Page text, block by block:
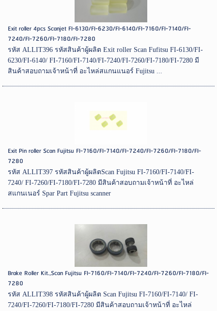
Exit roller 4pcs Scanjet FI-6130/FI-6230/FI-6140/FI-7160/FI-7140/FI-
7240/FI-7260/FI-7180/FI-7280
รหัส ALLIT396 รหัสสินค้าผู้ผลิต Exit roller Scan Fufitsu FI-6130/FI-
6230/FI-6140/ FI-7160/FI-7140/FI-7240/FI-7260/FI-7180/FI-7280 มี
สินค้าสอบถามเจ้าหน้าที่ อะไหล่สแกนแนอร์ Fujitsu ...
Exit Pin roller Scan Fujitsu FI-7160/FI-7140/FI-7240/FI-7260/FI-7180/FI-
7280
รหัส ALLIT397 รหัสสินค้าผู้ผลิตScan Fujitsu FI-7160/FI-7140/FI-
7240/ FI-7260/FI-7180/FI-7280 มีสินค้าสอบถามเจ้าหน้าที่ อะไหล่
สแกนเนอร์ Spar Part Fujitsu scanner
Brake Roller Kit.,Scan Fujitsu FI-7160/FI-7140/FI-7240/FI-7260/FI-7180/FI-
7280
รหัส ALLIT398 รหัสสินค้าผู้ผลิต Scan Fujitsu FI-7160/FI-7140/ FI-
7240/FI-7260/FI-7180/FI-7280 มีสินค้าสอบถามเจ้าหน้าที่ อะไหล่